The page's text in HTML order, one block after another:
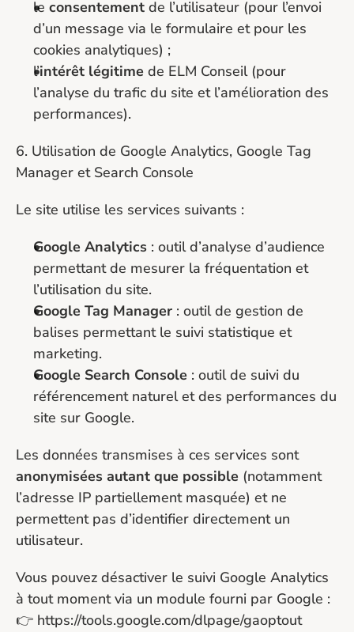
le consentement de l’utilisateur (pour l’envoi
d’un message via le formulaire et pour les
cookies analytiques) ;
l’intérêt légitime de ELM Conseil (pour
l’analyse du trafic du site et l’amélioration des
performances).
6. Utilisation de Google Analytics, Google Tag
Manager et Search Console
Le site utilise les services suivants :
Google Analytics : outil d’analyse d’audience
permettant de mesurer la fréquentation et
l’utilisation du site.
Google Tag Manager : outil de gestion de
balises permettant le suivi statistique et
marketing.
Google Search Console : outil de suivi du
référencement naturel et des performances du
site sur Google.
Les données transmises à ces services sont
anonymisées autant que possible (notamment
l’adresse IP partiellement masquée) et ne
permettent pas d’identifier directement un
utilisateur.
Vous pouvez désactiver le suivi Google Analytics
à tout moment via un module fourni par Google :
👉 https://tools.google.com/dlpage/gaoptout